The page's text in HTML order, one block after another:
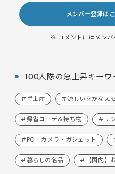
メンバー登録は
※ コメントにはメンバ
100人隊の急上昇キーワ
#手土産 #涼しいをかなえ
#帰省コーデ＆持ち物 #サ
#PC・カメラ・ガジェット
#暮らしの名品 #【国内】